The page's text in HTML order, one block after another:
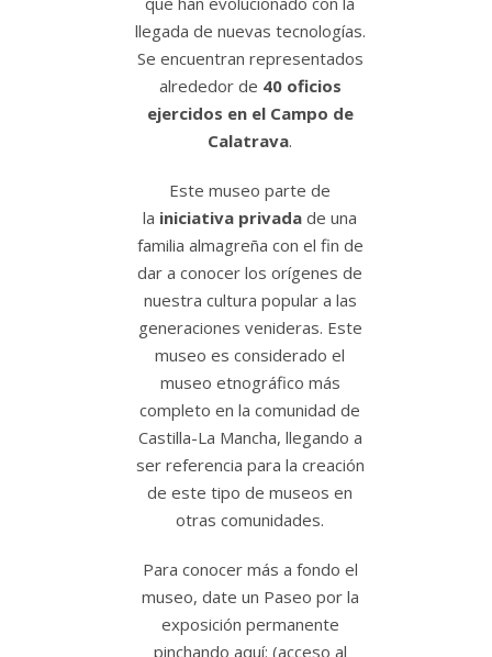
llegada de nuevas tecnologías.
Se encuentran representados
alrededor de 40 oficios
ejercidos en el Campo de
Calatrava.
Este museo parte de
la iniciativa privada de una
familia almagreña con el fin de
dar a conocer los orígenes de
nuestra cultura popular a las
generaciones venideras. Este
museo es considerado el
museo etnográfico más
completo en la comunidad de
Castilla-La Mancha, llegando a
ser referencia para la creación
de este tipo de museos en
otras comunidades.
Para conocer más a fondo el
museo, date un Paseo por la
exposición permanente
pinchando aquí: (acceso al